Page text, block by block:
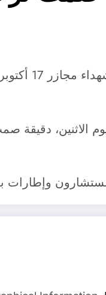
أكتوبر 1961
وإطارات